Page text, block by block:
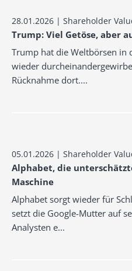
28.01.2026 | Shareholder
Trump: Viel Getöse, aber
Trump hat die Weltbörsen in
wieder
Rücknahme dort....
05.01.2026 | Shareholder
Alphabet, die
Maschine
Alphabet sorgt wieder für
setzt die Google-Mutter auf
Analysten e...